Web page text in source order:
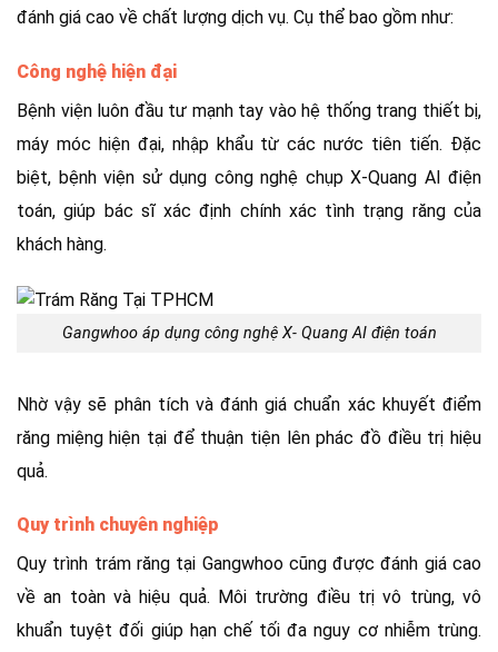
đánh giá cao về chất lượng dịch vụ. Cụ thể bao gồm như:
Công nghệ hiện đại
Bệnh viện luôn đầu tư mạnh tay vào hệ thống trang thiết bị,
máy móc hiện đại, nhập khẩu từ các nước tiên tiến. Đặc
biệt, bệnh viện sử dụng công nghệ chụp X-Quang AI điện
toán, giúp bác sĩ xác định chính xác tình trạng răng của
khách hàng.
Gangwhoo áp dụng công nghệ X- Quang AI điện toán
Nhờ vậy sẽ phân tích và đánh giá chuẩn xác khuyết điểm
răng miệng hiện tại để thuận tiện lên phác đồ điều trị hiệu
quả.
Quy trình chuyên nghiệp
Quy trình trám răng tại Gangwhoo cũng được đánh giá cao
về an toàn và hiệu quả. Môi trường điều trị vô trùng, vô
khuẩn tuyệt đối giúp hạn chế tối đa nguy cơ nhiễm trùng.